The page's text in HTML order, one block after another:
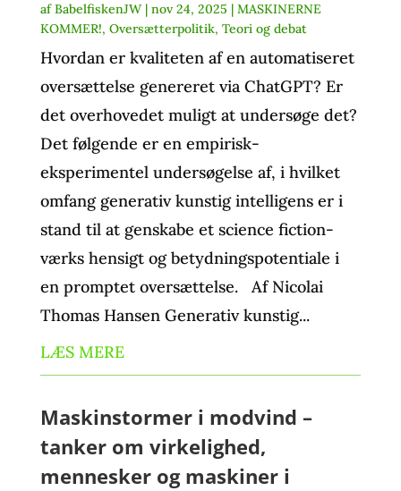
afBabelfiskenJW| nov 24, 2025 | MASKINERNE
KOMMER!, Oversætterpolitik, Teori og debat
Hvordan er kvaliteten af en automatiseret
oversættelse genereret via ChatGPT? Er
det overhovedet muligt at undersøge det?
Det følgende er en empirisk-
eksperimentel undersøgelse af, i hvilket
omfang generativ kunstig intelligens er i
stand til at genskabe et science fiction-
værks hensigt og betydningspotentiale i
en promptet oversættelse. Af Nicolai
Thomas Hansen Generativ kunstig...
LÆS MERE
Maskinstormer i modvind –
tanker om virkelighed,
mennesker og maskiner i